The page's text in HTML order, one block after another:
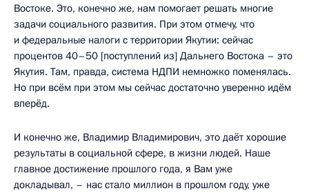
Востоке. Это, конечно же, нам помогает решать многие
задачи социального развития. При этом отмечу, что
и федеральные налоги с территории Якутии: сейчас
процентов 40–50 [поступлений из] Дальнего Востока – это
Якутия. Там, правда, система НДПИ немножко поменялась.
Но при всём при этом мы сейчас достаточно уверенно идём
вперёд.
И конечно же, Владимир Владимирович, это даёт хорошие
результаты в социальной сфере, в жизни людей. Наше
главное достижение прошлого года, я Вам уже
докладывал, – нас стало миллион в прошлом году, уже